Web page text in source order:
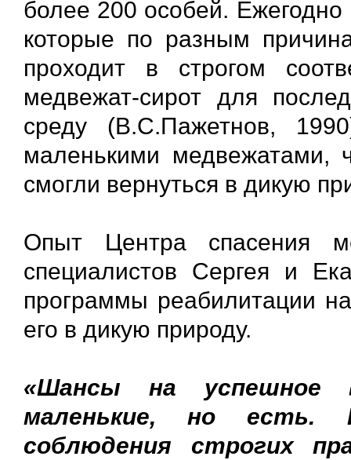
более 200 особей.
которые по разным
проходит в строгом
медвежат-сирот для
среду (В.С.Пажетнов,
маленькими медвежатами,
смогли вернуться в дикую
Опыт Центра спасения
специалистов Сергея и
программы реабилитации
его в дикую природу.
«Шансы на успешное
маленькие, но есть.
соблюдения строгих